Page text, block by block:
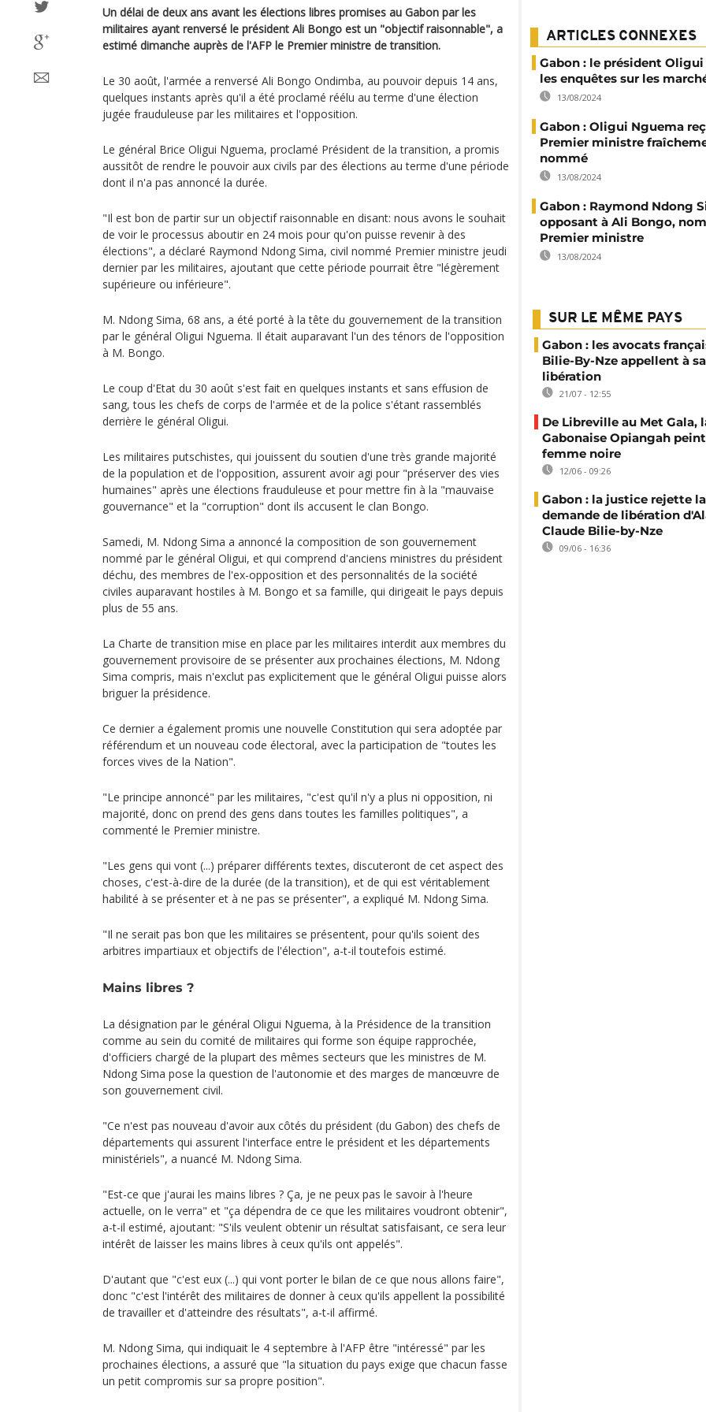
Un délai de deux ans avant les élections libres promises au Gabon par les
militaires ayant renversé le président Ali Bongo est un "objectif raisonnable", a
estimé dimanche auprès de l'AFP le Premier ministre de transition.
Le 30 août, l'armée a renversé Ali Bongo Ondimba, au pouvoir depuis 14 ans,
quelques instants après qu'il a été proclamé réélu au terme d'une élection
jugée frauduleuse par les militaires et l'opposition.
Le général Brice Oligui Nguema, proclamé Président de la transition, a promis
aussitôt de rendre le pouvoir aux civils par des élections au terme d'une période
dont il n'a pas annoncé la durée.
"Il est bon de partir sur un objectif raisonnable en disant: nous avons le souhait
de voir le processus aboutir en 24 mois pour qu'on puisse revenir à des
élections", a déclaré Raymond Ndong Sima, civil nommé Premier ministre jeudi
dernier par les militaires, ajoutant que cette période pourrait être "légèrement
supérieure ou inférieure".
M. Ndong Sima, 68 ans, a été porté à la tête du gouvernement de la transition
par le général Oligui Nguema. Il était auparavant l'un des ténors de l'opposition
à M. Bongo.
Le coup d'Etat du 30 août s'est fait en quelques instants et sans effusion de
sang, tous les chefs de corps de l'armée et de la police s'étant rassemblés
derrière le général Oligui.
Les militaires putschistes, qui jouissent du soutien d'une très grande majorité
de la population et de l'opposition, assurent avoir agi pour "préserver des vies
humaines" après une élections frauduleuse et pour mettre fin à la "mauvaise
gouvernance" et la "corruption" dont ils accusent le clan Bongo.
Samedi, M. Ndong Sima a annoncé la composition de son gouvernement
nommé par le général Oligui, et qui comprend d'anciens ministres du président
déchu, des membres de l'ex-opposition et des personnalités de la société
civiles auparavant hostiles à M. Bongo et sa famille, qui dirigeait le pays depuis
plus de 55 ans.
La Charte de transition mise en place par les militaires interdit aux membres du
gouvernement provisoire de se présenter aux prochaines élections, M. Ndong
Sima compris, mais n'exclut pas explicitement que le général Oligui puisse alors
briguer la présidence.
Ce dernier a également promis une nouvelle Constitution qui sera adoptée par
référendum et un nouveau code électoral, avec la participation de "toutes les
forces vives de la Nation".
"Le principe annoncé" par les militaires, "c'est qu'il n'y a plus ni opposition, ni
majorité, donc on prend des gens dans toutes les familles politiques", a
commenté le Premier ministre.
"Les gens qui vont (...) préparer différents textes, discuteront de cet aspect des
choses, c'est-à-dire de la durée (de la transition), et de qui est véritablement
habilité à se présenter et à ne pas se présenter", a expliqué M. Ndong Sima.
"Il ne serait pas bon que les militaires se présentent, pour qu'ils soient des
arbitres impartiaux et objectifs de l'élection", a-t-il toutefois estimé.
Mains libres ?
La désignation par le général Oligui Nguema, à la Présidence de la transition
comme au sein du comité de militaires qui forme son équipe rapprochée,
d'officiers chargé de la plupart des mêmes secteurs que les ministres de M.
Ndong Sima pose la question de l'autonomie et des marges de manœuvre de
son gouvernement civil.
"Ce n'est pas nouveau d'avoir aux côtés du président (du Gabon) des chefs de
départements qui assurent l'interface entre le président et les départements
ministériels", a nuancé M. Ndong Sima.
"Est-ce que j'aurai les mains libres ? Ça, je ne peux pas le savoir à l'heure
actuelle, on le verra" et "ça dépendra de ce que les militaires voudront obtenir",
a-t-il estimé, ajoutant: "S'ils veulent obtenir un résultat satisfaisant, ce sera leur
intérêt de laisser les mains libres à ceux qu'ils ont appelés".
D'autant que "c'est eux (...) qui vont porter le bilan de ce que nous allons faire",
donc "c'est l'intérêt des militaires de donner à ceux qu'ils appellent la possibilité
de travailler et d'atteindre des résultats", a-t-il affirmé.
M. Ndong Sima, qui indiquait le 4 septembre à l'AFP être "intéressé" par les
prochaines élections, a assuré que "la situation du pays exige que chacun fasse
un petit compromis sur sa propre position".
ARTICLES CONNEXES
Gabon : le président
les enquêtes sur les
13/08/2024
Gabon : Oligui Nguema
Premier ministre
nommé
13/08/2024
Gabon : Raymond Ndong
opposant à Ali Bongo,
Premier ministre
13/08/2024
SUR LE MÊME PAYS
Gabon : les avocats
Bilie-By-Nze appellent à sa
libération
21/07 - 12:55
De Libreville au Met Gala,
Gabonaise Opiangah
femme noire
12/06 - 09:26
Gabon : la justice rejette la
demande de libération
Claude Bilie-by-Nze
09/06 - 16:36